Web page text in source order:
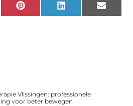
Pinterest LinkedIn Email
Vlissingen: professionele
voor beter bewegen